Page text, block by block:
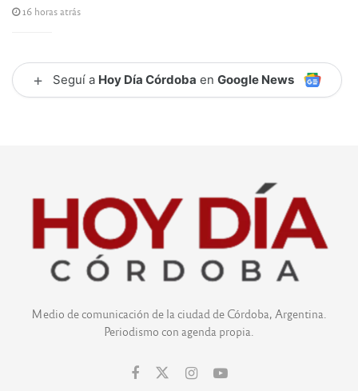
16 horas atrás
+ Seguí a Hoy Día Córdoba en Google News
Medio de comunicación de la ciudad de Córdoba, Argentina.
Periodismo con agenda propia.